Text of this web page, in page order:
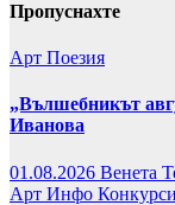
Пропуснахте
Арт Поезия
„Вълшебникът
Иванова
01.08.2026 Венета
Арт Инфо Конкурси